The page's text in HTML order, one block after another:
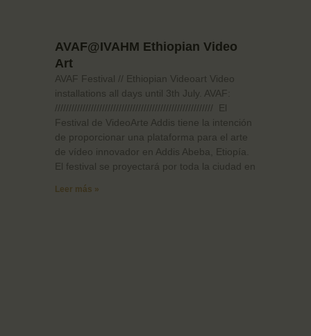
AVAF@IVAHM Ethiopian Video
Art
AVAF Festival // Ethiopian Videoart Video
installations all days until 3th July. AVAF:
///////////////////////////////////////////////////////// El
Festival de VideoArte Addis tiene la intención
de proporcionar una plataforma para el arte
de vídeo innovador en Addis Abeba, Etiopía.
El festival se proyectará por toda la ciudad en
Leer más »